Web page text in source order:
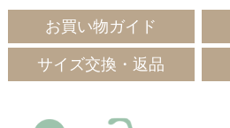
お買い物ガイド
サイズ交換・返品